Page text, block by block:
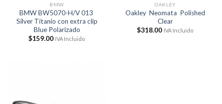
BMW
BMW BW5070-H/V 013
Silver Titanio con extra clip
Blue Polarizado
$159.00 IVA Incluido
OAKLEY
Oakley Neomata Polished
Clear
$318.00 IVA Incluido